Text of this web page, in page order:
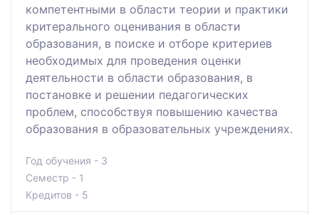
компетентными в области теории и практики
критерального оценивания в области
образования, в поиске и отборе критериев
необходимых для проведения оценки
деятельности в области образования, в
постановке и решении педагогических
проблем, способствуя повышению качества
образования в образовательных учреждениях.
Год обучения - 3
Семестр - 1
Кредитов - 5